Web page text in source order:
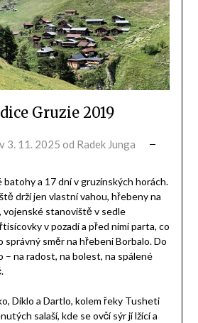
Gruzie 2019
3. 11. 2025 od Radek Junga
batohy a 17 dní v gruzínských horách.
drží jen vlastní vahou, hřebeny na
vojenské stanoviště v sedle
v pozadí a před nimi parta, co
správný směr na hřebeni Borbalo. Do
– na radost, na bolest, na spálené
Diklo a Dartlo, kolem řeky Tusheti
salaší, kde se ovčí sýr jí lžící a